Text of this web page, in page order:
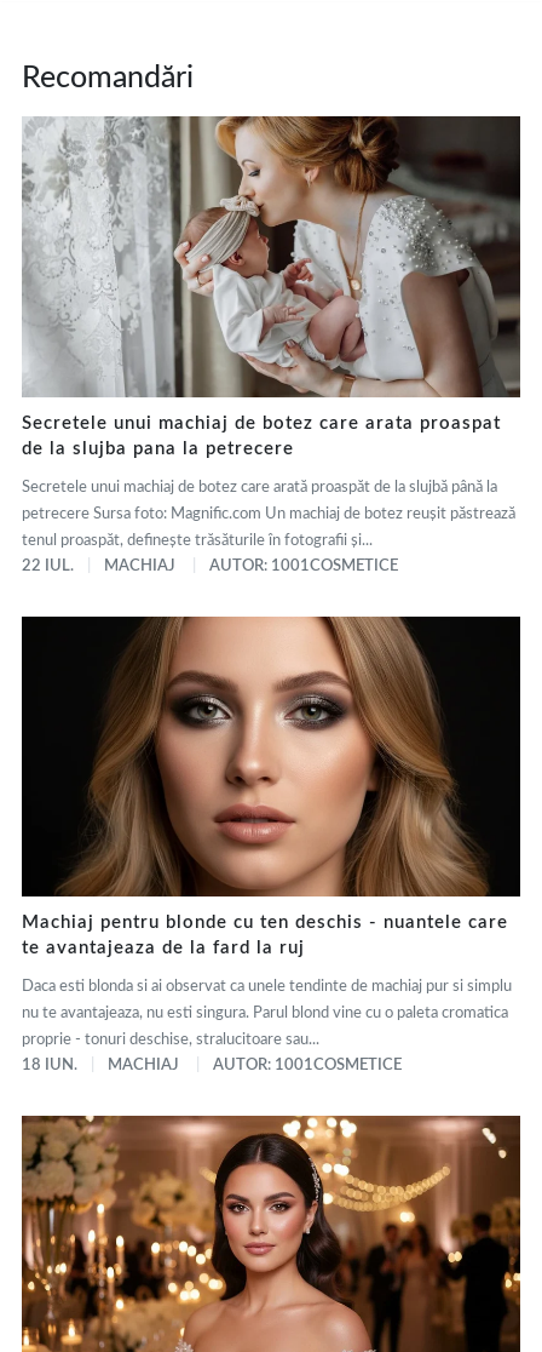
Recomandări
Secretele unui machiaj de botez care arata proaspat
de la slujba pana la petrecere
Secretele unui machiaj de botez care arată proaspăt de la slujbă până la
petrecere Sursa foto: Magnific.com Un machiaj de botez reușit păstrează
tenul proaspăt, definește trăsăturile în fotografii și...
22 IUL.
MACHIAJ AUTOR: 1001COSMETICE
Machiaj pentru blonde cu ten deschis - nuantele care
te avantajeaza de la fard la ruj
Daca esti blonda si ai observat ca unele tendinte de machiaj pur si simplu
nu te avantajeaza, nu esti singura. Parul blond vine cu o paleta cromatica
proprie - tonuri deschise, stralucitoare sau...
18 IUN.
MACHIAJ AUTOR: 1001COSMETICE